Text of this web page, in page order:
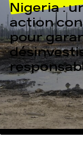
Nigeria :
action
pour